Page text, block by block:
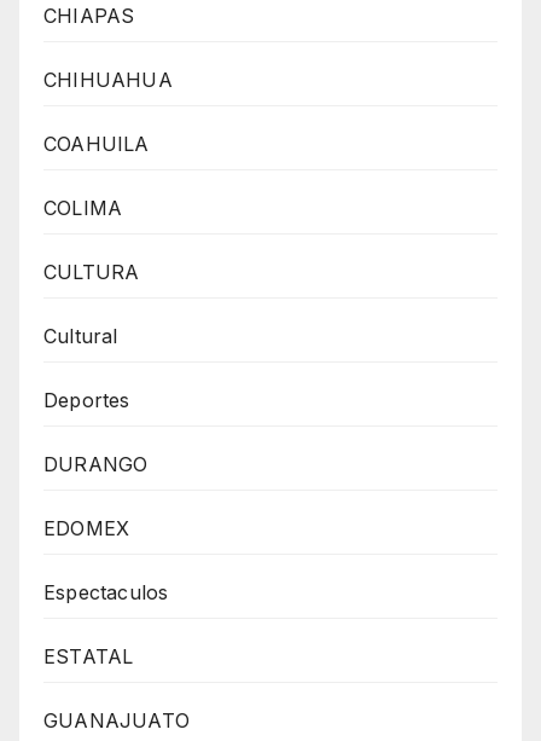
CHIAPAS
CHIHUAHUA
COAHUILA
COLIMA
CULTURA
Cultural
Deportes
DURANGO
EDOMEX
Espectaculos
ESTATAL
GUANAJUATO